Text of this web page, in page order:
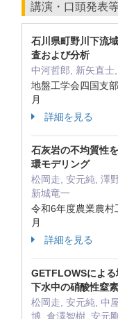
講演・口頭発表
石川県町野川下流
査および分析
中河哲郎, 新矢直
地盤工学会四国支
月
詳細を見る
石灰岩の不均質性
環モデリング
松岡走, 安元純, 澤
新城竜一
令和6年度農業農
月
詳細を見る
GETFLOWSによ
下水中の硝酸性窒
松岡走, 安元純, 中
博, 倉澤智樹, 安元